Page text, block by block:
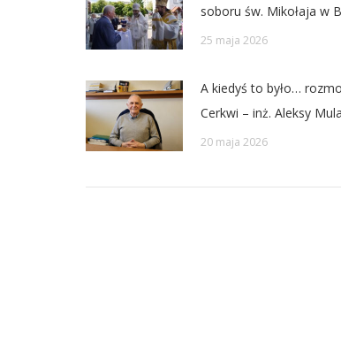
soboru św. Mikołaja w
25 maja 2026
A kiedyś to było…
Cerkwi – inż. Aleksy
20 maja 2026